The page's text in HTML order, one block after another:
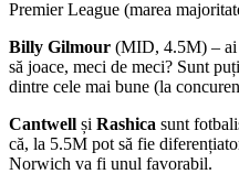
Premier League (marea
Billy Gilmour (MID, 4.5M) – ai
să joace, meci de meci? Sunt
dintre cele mai bune (la
Cantwell și Rashica sunt
că, la 5.5M pot să fie
Norwich va fi unul favorabil.